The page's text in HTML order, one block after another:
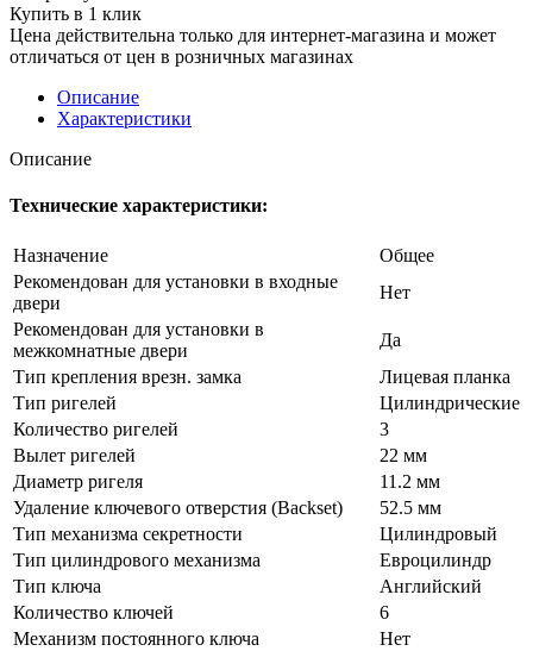
Купить в 1 клик
Цена действительна только для интернет-магазина и может
отличаться от цен в розничных магазинах
Описание
Характеристики
Описание
Технические характеристики:
Назначение
Общее
Рекомендован для установки в входные
двери
Нет
Рекомендован для установки в
межкомнатные двери
Да
Тип крепления врезн. замка
Лицевая планка
Тип ригелей
Цилиндрические
Количество ригелей
3
Вылет ригелей
22 мм
Диаметр ригеля
11.2 мм
Удаление ключевого отверстия (Backset)
52.5 мм
Тип механизма секретности
Цилиндровый
Тип цилиндрового механизма
Евроцилиндр
Тип ключа
Английский
Количество ключей
6
Механизм постоянного ключа
Нет